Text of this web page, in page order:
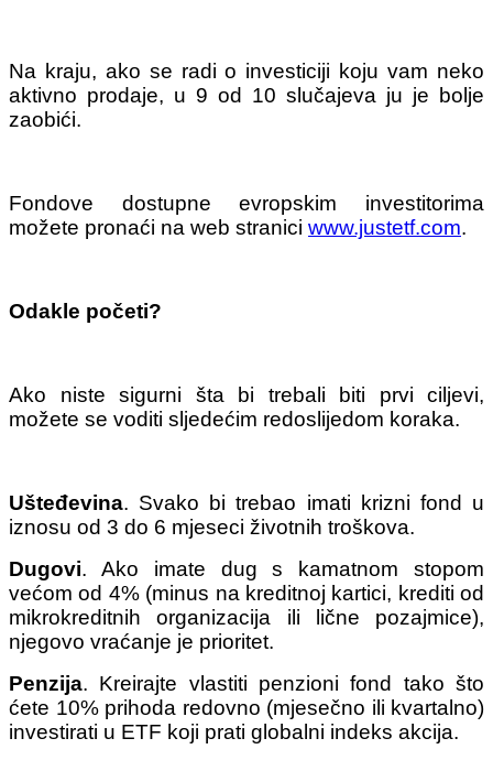
Na kraju, ako se radi o investiciji koju vam neko
aktivno prodaje, u 9 od 10 slučajeva ju je bolje
zaobići.
Fondove dostupne evropskim investitorima
možete pronaći na web stranici www.justetf.com.
Odakle početi?
Ako niste sigurni šta bi trebali biti prvi ciljevi,
možete se voditi sljedećim redoslijedom koraka.
Ušteđevina. Svako bi trebao imati krizni fond u
iznosu od 3 do 6 mjeseci životnih troškova.
Dugovi. Ako imate dug s kamatnom stopom
većom od 4% (minus na kreditnoj kartici, krediti od
mikrokreditnih organizacija ili lične pozajmice),
njegovo vraćanje je prioritet.
Penzija. Kreirajte vlastiti penzioni fond tako što
ćete 10% prihoda redovno (mjesečno ili kvartalno)
investirati u ETF koji prati globalni indeks akcija.